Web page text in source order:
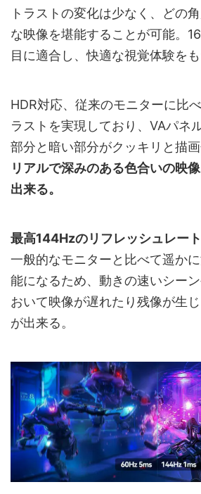
トラストの変化は少なく、どの
な映像を堪能することが可能。
目に適合し、快適な視覚体験をも
HDR対応、従来のモニターに比
ラストを実現しており、VAパネ
部分と暗い部分がクッキリと描画
リアルで深みのある色合いの映
出来る。
最高144Hzのリフレッシュレート
一般的なモニターと比べて遥か
能になるため、動きの速いシー
おいて映像が遅れたり残像が生
が出来る。